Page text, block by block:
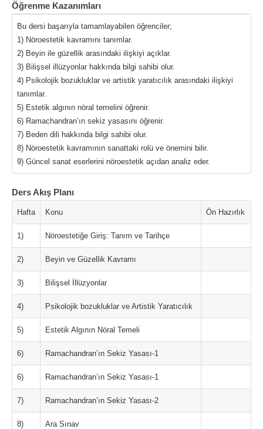
Öğrenme Kazanımları
Bu dersi başarıyla tamamlayabilen öğrenciler;
1) Nöroestetik kavramını tanımlar.
2) Beyin ile güzellik arasındaki ilişkiyi açıklar.
3) Bilişsel illüzyonlar hakkında bilgi sahibi olur.
4) Psikolojik bozukluklar ve artistik yaratıcılık arasındaki ilişkiyi
tanımlar.
5) Estetik algının nöral temelini öğrenir.
6) Ramachandran’ın sekiz yasasını öğrenir.
7) Beden dili hakkında bilgi sahibi olur.
8) Nöroestetik kavramının sanattaki rolü ve önemini bilir.
9) Güncel sanat eserlerini nöroestetik açıdan analiz eder.
Ders Akış Planı
Hafta Konu Ön Hazırlık
1) Nöroestetiğe Giriş: Tanım ve Tarihçe
2) Beyin ve Güzellik Kavramı
3) Bilişsel İllüzyonlar
4) Psikolojik bozukluklar ve Artistik Yaratıcılık
5) Estetik Algının Nöral Temeli
6) Ramachandran’ın Sekiz Yasası-1
6) Ramachandran’ın Sekiz Yasası-1
7) Ramachandran’ın Sekiz Yasası-2
8) Ara Sınav